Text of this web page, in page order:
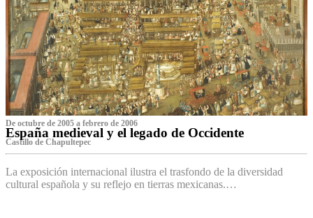
De octubre de 2005 a febrero de 2006
España medieval y el legado de Occidente
Castillo de Chapultepec
La exposición internacional ilustra el trasfondo de la diversidad
cultural española y su reflejo en tierras mexicanas.…